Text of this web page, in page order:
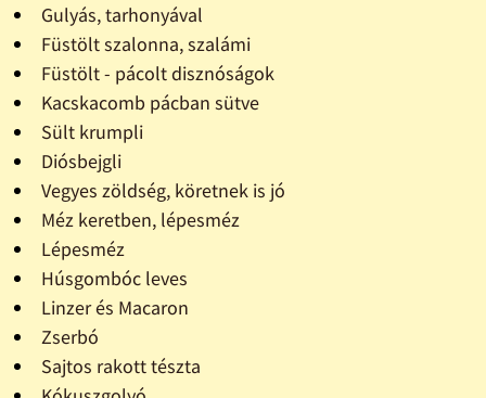
Gulyás, tarhonyával
Füstölt szalonna, szalámi
Füstölt - pácolt disznóságok
Kacskacomb pácban sütve
Sült krumpli
Diósbejgli
Vegyes zöldség, köretnek is jó
Méz keretben, lépesméz
Lépesméz
Húsgombóc leves
Linzer és Macaron
Zserbó
Sajtos rakott tészta